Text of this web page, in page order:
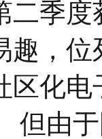
二季度
趣，
区化
但由